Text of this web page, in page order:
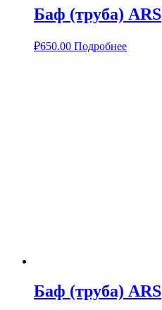
Баф (труба) ARS
₽650.00 Подробнее
Баф (труба) ARS